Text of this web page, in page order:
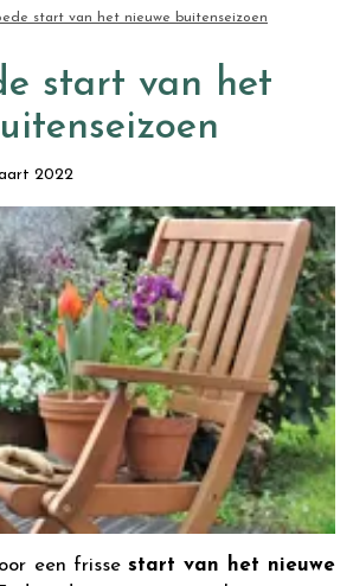
start van het nieuwe buitenseizoen
start van het
2022
een frisse start van het nieuwe